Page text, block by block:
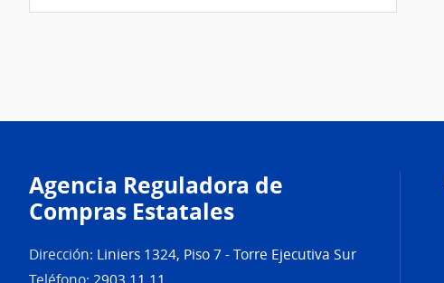
Agencia Reguladora de
Compras Estatales
Dirección: Liniers 1324, Piso 7 - Torre Ejecutiva Sur